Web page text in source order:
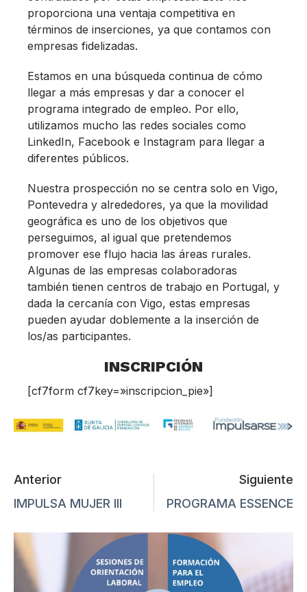
proporciona una ventaja competitiva en
términos de inserciones, ya que contamos con
empresas fidelizadas.
Estamos en una búsqueda continua de cómo
llegar a más empresas y dar a conocer el
programa integrado de empleo. Por ello,
utilizamos mucho las redes sociales como
LinkedIn, Facebook e Instagram para llegar a
diferentes públicos.
Nuestra prospección no se centra solo en Vigo,
Pontevedra y alrededores, ya que la movilidad
geográfica es uno de los objetivos que
perseguimos, al igual que pretendemos
promover ese flujo hacia las áreas rurales.
Algunas de las empresas colaboradoras
también tienen centros de trabajo en Portugal, y
dada la cercanía con Vigo, estas empresas
pueden ayudar doblemente a la inserción de
los/as participantes.
INSCRIPCIÓN
[cf7form cf7key=»inscripcion_pie»]
Anterior
IMPULSA MUJER Ill
Siguiente
PROGRAMA ESSENCE